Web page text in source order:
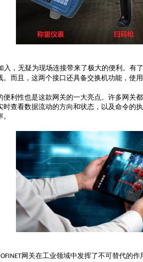
入，无疑为现场连接带来了极大的便利。有
。而且，这两个接口还具备交换机功能，使
便利性也是这款网关的一大亮点。许多网关
时查看数据流动的方向和状态，以及命令的
网关在工业领域中发挥了不可替代的